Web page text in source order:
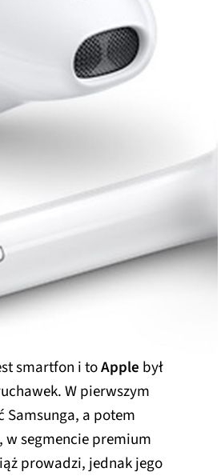
smartfon i toApple był
W pierwszym
Samsunga, a potem
w segmencie premium
prowadzi, jednak jego